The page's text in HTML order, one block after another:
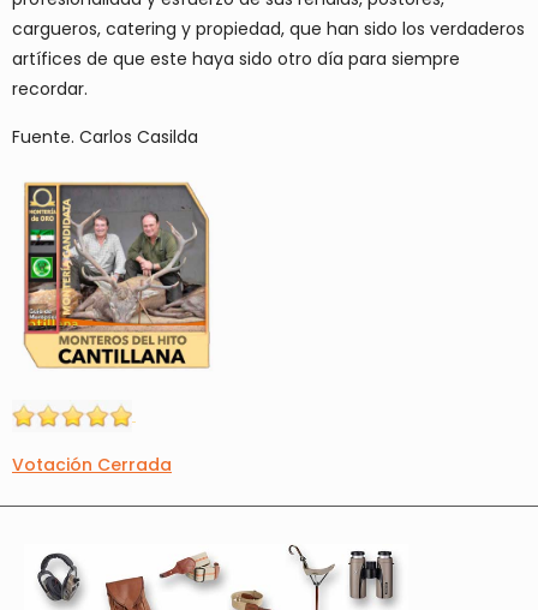
cargueros, catering y propiedad, que han sido los verdaderos
artífices de que este haya sido otro día para siempre
recordar.
Fuente. Carlos Casilda
Votación Cerrada